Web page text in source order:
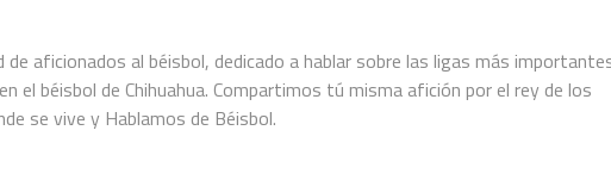
de aficionados al béisbol, dedicado a hablar sobre las ligas más
el béisbol de Chihuahua. Compartimos tú misma afición por el rey de los
se vive y Hablamos de Béisbol.